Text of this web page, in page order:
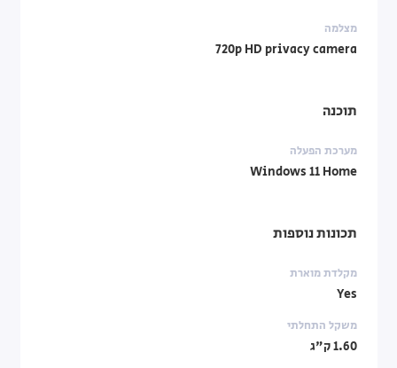
מצלמה
720p HD privacy camera
תוכנה
מערכת הפעלה
Windows 11 Home
תכונות נוספות
מקלדת מוארת
Yes
משקל התחלתי
1.60 ק"ג